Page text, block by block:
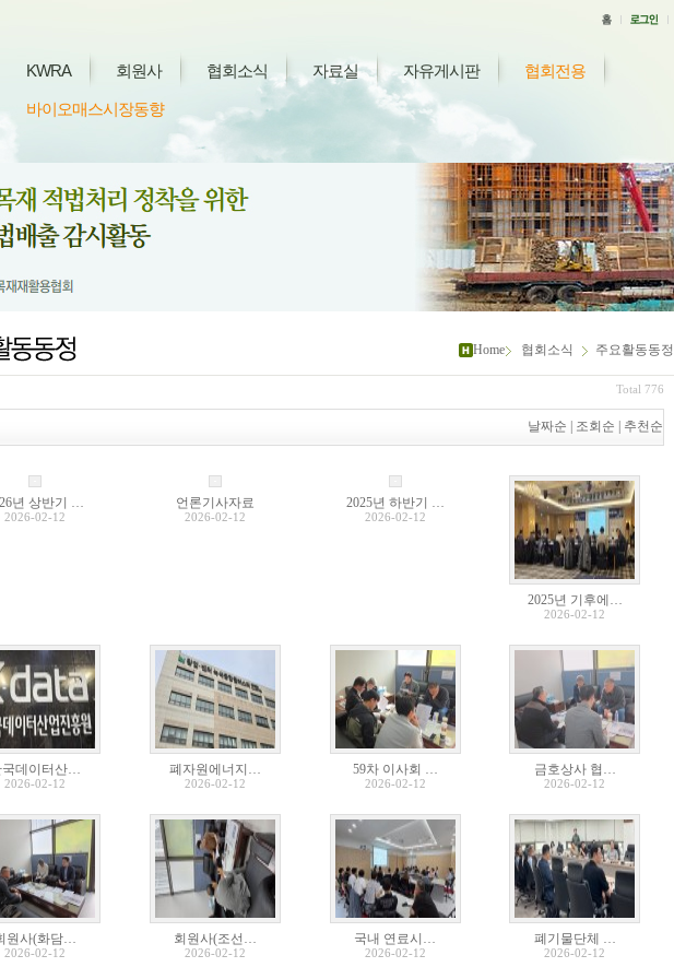
KWRA 회원사 협회소식 자료실 자유게시판 협회전용
바이오매스시장동향
Home 협회소식 주요활동동정
Total 776
날짜순 조회순 추천순
년 상반기 …
2026-02-12
언론기사자료
2026-02-12
2025년 하반기 …
2026-02-12
2025년 기후에…
2026-02-12
국데이터산…
2026-02-12
폐자원에너지…
2026-02-12
59차 이사회 …
2026-02-12
금호상사 협…
2026-02-12
원사(화담…
2026-02-12
회원사(조선…
2026-02-12
국내 연료시…
2026-02-12
폐기물단체 …
2026-02-12